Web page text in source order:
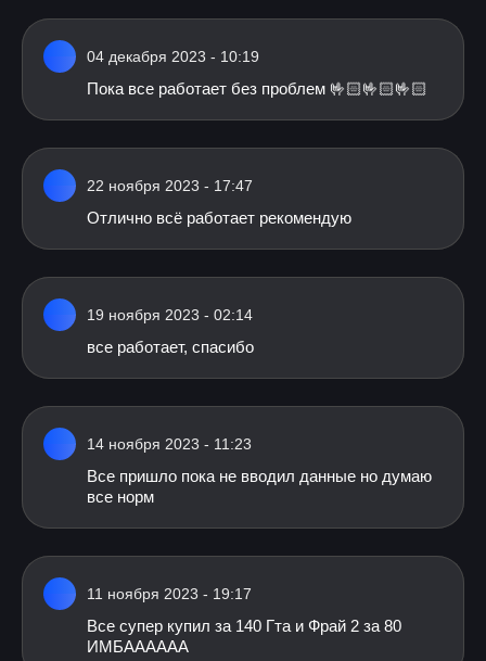
04 декабря 2023 - 10:19
Пока все работает без проблем 🤟🏻🤟🏻🤟🏻
22 ноября 2023 - 17:47
Отлично всё работает рекомендую
19 ноября 2023 - 02:14
все работает, спасибо
14 ноября 2023 - 11:23
Все пришло пока не вводил данные но думаю
все норм
11 ноября 2023 - 19:17
Все супер купил за 140 Гта и Фрай 2 за 80
ИМБАААААА